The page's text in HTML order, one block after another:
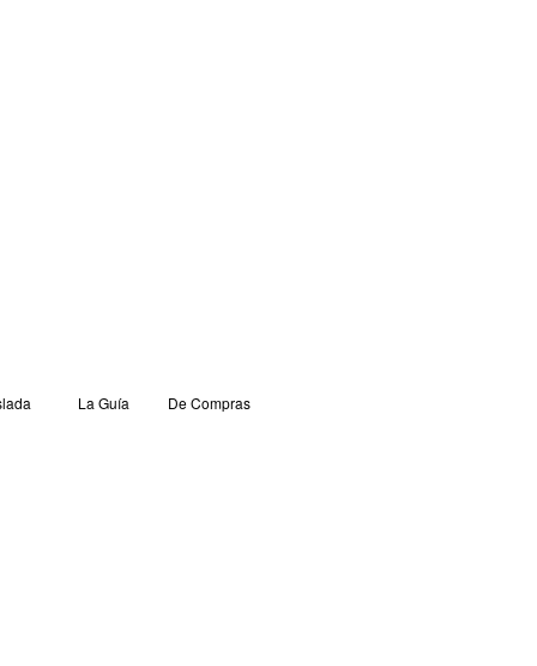
La Guía
De Compras